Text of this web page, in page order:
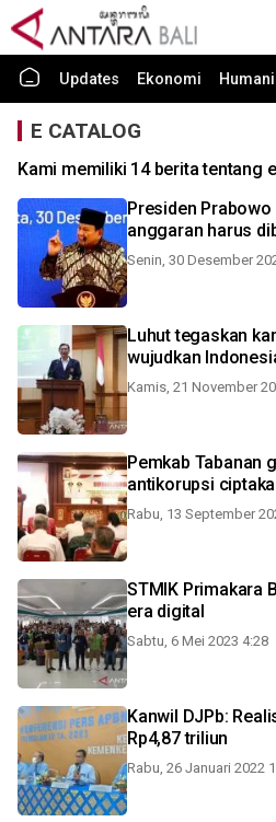
Updates Ekonomi
E CATALOG
Kami memiliki 14 berita tentang
Presiden
anggaran harus
Senin, 30 Desember
Luhut tegaskan
wujudkan
Kamis, 21 November
Pemkab Tabanan
antikorupsi
Rabu, 13 September
STMIK Primakara
era digital
Sabtu, 6 Mei 2023 4:28
Kanwil DJPb:
Rp4,87 triliun
Rabu, 26 Januari 2022